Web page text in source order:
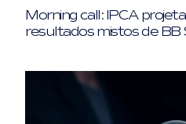
Morning call: IPCA
resultados mistos de BB